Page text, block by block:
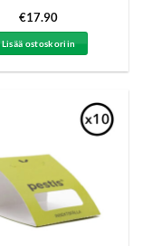
€17.90
Lisää ostoskoriin